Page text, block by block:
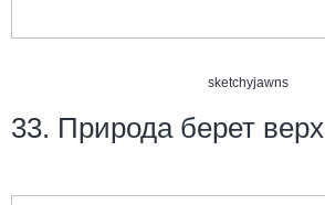
sketchyjawns
33. Природа берет верх